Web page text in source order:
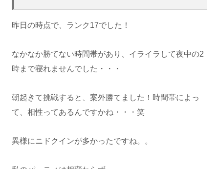
昨日の時点で、ランク17でした！
なかなか勝てない時間帯があり、イライラして夜中の2
時まで寝れませんでした・・・
朝起きて挑戦すると、案外勝てました！時間帯によっ
て、相性ってあるんですかね・・・笑
異様にニドクインが多かったですね。。